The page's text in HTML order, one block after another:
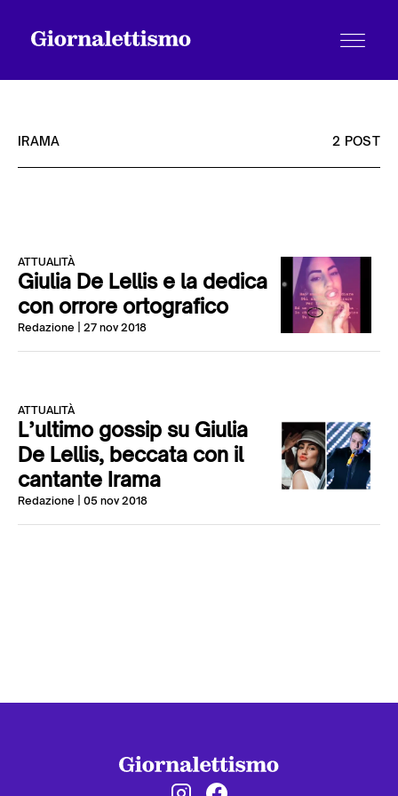
Chi siamo
Contatti
IRAMA 2 POST
ATTUALITÀ
Giulia De Lellis e la dedica
con orrore ortografico
Redazione | 27 nov 2018
ATTUALITÀ
L’ultimo gossip su Giulia
De Lellis, beccata con il
cantante Irama
Redazione | 05 nov 2018